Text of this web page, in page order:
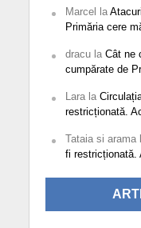
Marcel la
Primăria cere
dracula Cât ne
cumpărate de
Larala
restricționată.
Tataia si arama
fi restricționată.